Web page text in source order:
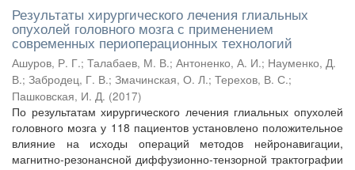
Результаты хирургического лечения глиальных
опухолей головного мозга с применением
современных периоперационных технологий
Ашуров, Р. Г.; Талабаев, М. В.; Антоненко, А. И.; Науменко, Д.
В.; Забродец, Г. В.; Змачинская, О. Л.; Терехов, В. С.;
Пашковская, И. Д. (2017)
По результатам хирургического лечения глиальных опухолей
головного мозга у 118 пациентов установлено положительное
влияние на исходы операций методов нейронавигации,
магнитно-резонансной диффузионно-тензорной трактографии